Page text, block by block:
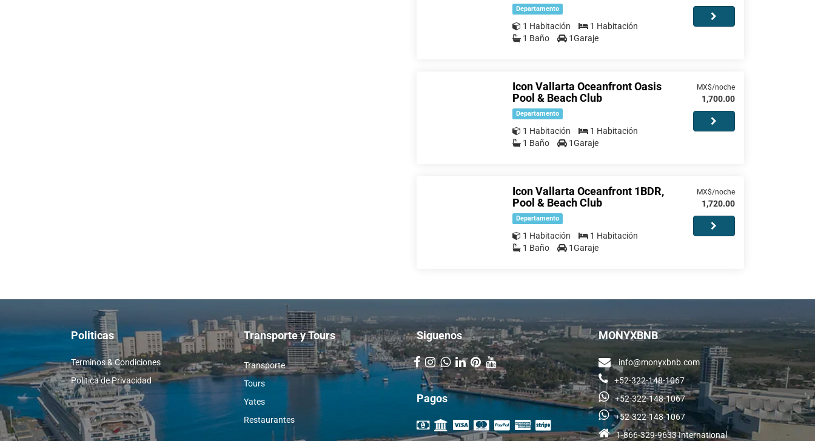
Departamento
1 Habitación
1 Habitación
1 Baño
1Garaje
Icon Vallarta Oceanfront Oasis
Pool & Beach Club
Departamento
1 Habitación
1 Habitación
1 Baño
1Garaje
MX$/noche
1,700.00
Icon Vallarta Oceanfront 1BDR,
Pool & Beach Club
Departamento
1 Habitación
1 Habitación
1 Baño
1Garaje
MX$/noche
1,720.00
Politicas
Terminos & Condiciones
Politica de Privacidad
Transporte y Tours
Transporte
Tours
Yates
Restaurantes
Siguenos
Pagos
MONYXBNB
info@monyxbnb.com
+52-322-148-1067
+52-322-148-1067
+52-322-148-1067
1-866-329-9633 International